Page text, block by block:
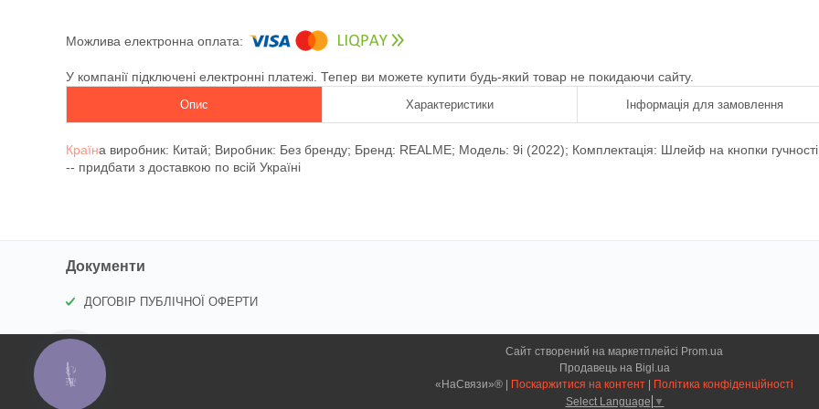
У компанії підключені електронні платежі. Тепер ви можете купити будь-який товар не покидаючи сайту.
Опис Характеристики Інформація для замовлення
Країна виробник: Китай; Виробник: Без бренду; Бренд: REALME; Модель: 9i (2022); Комплектація: Шлейф на кнопки
-- придбати з доставкою по всій Україні
Документи
ДОГОВІР ПУБЛІЧНОЇ ОФЕРТИ
Сайт створений на маркетплейсі Prom.ua
Продавець на Bigl.ua
Поскаржитися на контент
Політика конфіденційності
Select Language ▼
КНОПКА
ЗВ'ЯЗКУ